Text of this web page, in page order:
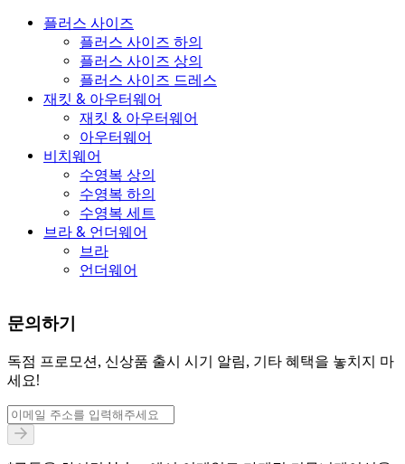
플러스 사이즈
플러스 사이즈 하의
플러스 사이즈 상의
플러스 사이즈 드레스
재킷 & 아우터웨어
재킷 & 아우터웨어
아우터웨어
비치웨어
수영복 상의
수영복 하의
수영복 세트
브라 & 언더웨어
브라
언더웨어
문의하기
독점 프로모션, 신상품 출시 시기 알림, 기타 혜택을 놓치지 마
세요!